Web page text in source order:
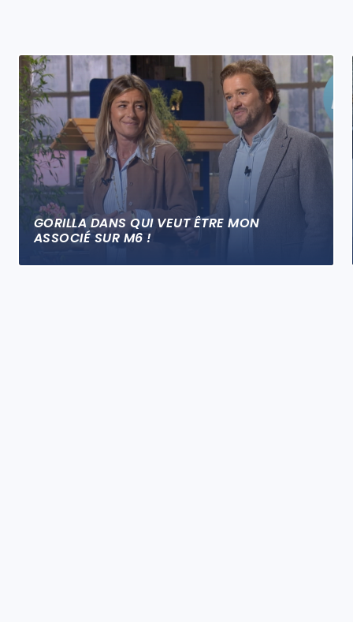
GORILLA DANS QUI VEUT ÊTRE MON
ASSOCIÉ SUR M6 !